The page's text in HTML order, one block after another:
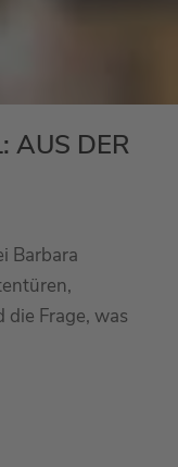
AUS DER
Barbara
Frage, was